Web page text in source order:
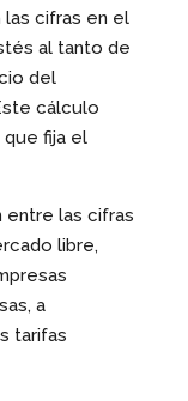
cifras en el
al tanto de
del
cálculo
fija el
entre las cifras
libre,
a
tarifas